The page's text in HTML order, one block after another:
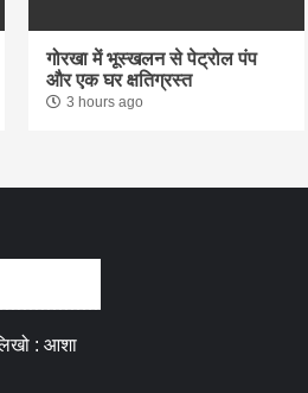
गोरखा में भूस्खलन से पेट्रोल पंप
और एक घर क्षतिग्रस्त
3 hours ago
: आशा